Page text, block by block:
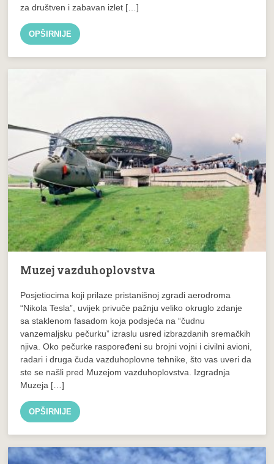
za društven i zabavan izlet […]
OPŠIRNIJE
Muzej vazduhoplovstva
Posjetiocima koji prilaze pristanišnoj zgradi aerodroma
“Nikola Tesla”, uvijek privuče pažnju veliko okruglo zdanje
sa staklenom fasadom koja podsjeća na “čudnu
vanzemaljsku pečurku” izraslu usred izbrazdanih sremačkih
njiva. Oko pečurke raspoređeni su brojni vojni i civilni avioni,
radari i druga čuda vazduhoplovne tehnike, što vas uveri da
ste se našli pred Muzejom vazduhoplovstva. Izgradnja
Muzeja […]
OPŠIRNIJE